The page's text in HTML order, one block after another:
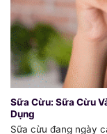
Sữa Cừu: Sữa Cừu
Dụng
Sữa cừu đang ngày